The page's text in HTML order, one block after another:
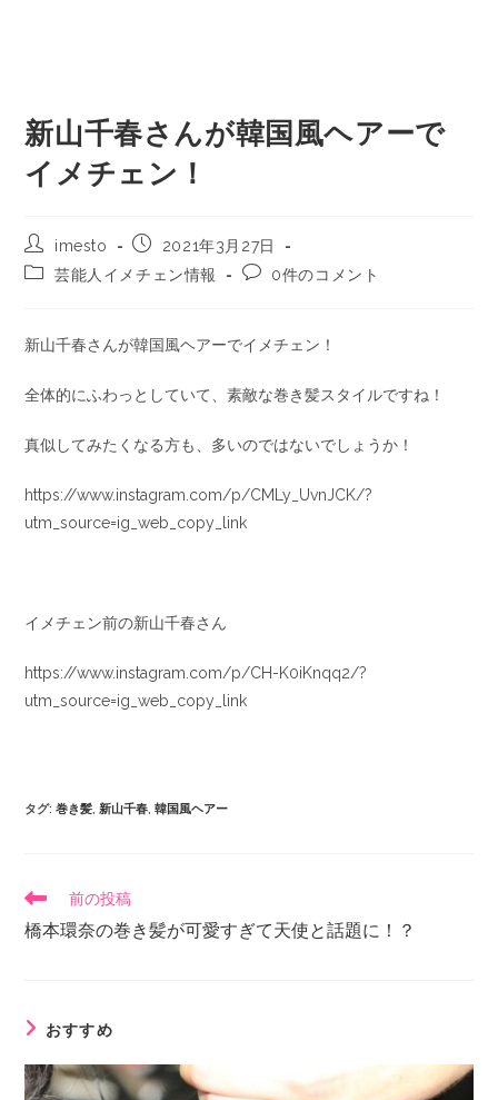
新山千春さんが韓国風ヘアーで
イメチェン！
imesto
2021年3月27日
芸能人イメチェン情報
0件のコメント
新山千春さんが韓国風ヘアーでイメチェン！
全体的にふわっとしていて、素敵な巻き髪スタイルですね！
真似してみたくなる方も、多いのではないでしょうか！
https://www.instagram.com/p/CMLy_UvnJCK/?
utm_source=ig_web_copy_link
イメチェン前の新山千春さん
https://www.instagram.com/p/CH-K0iKnqq2/?
utm_source=ig_web_copy_link
タグ:巻き髪, 新山千春, 韓国風ヘアー
前の投稿
橋本環奈の巻き髪が可愛すぎて天使と話題に！？
おすすめ